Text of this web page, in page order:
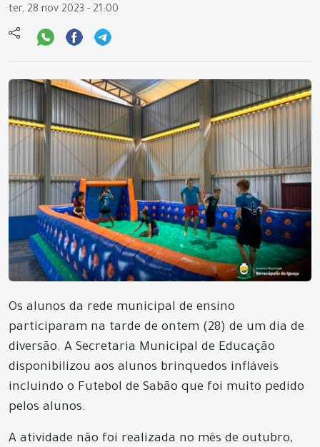
ter, 28 nov 2023 - 21:00
Os alunos da rede municipal de ensino
participaram na tarde de ontem (28) de um dia de
diversão. A Secretaria Municipal de Educação
disponibilizou aos alunos brinquedos infláveis
incluindo o Futebol de Sabão que foi muito pedido
pelos alunos.
A atividade não foi realizada no mês de outubro,